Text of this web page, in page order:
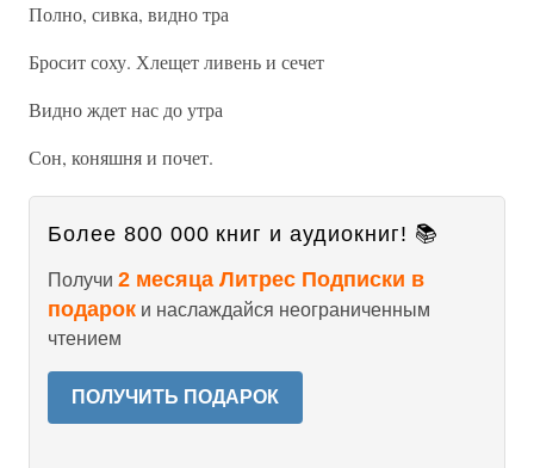
Полно, сивка, видно тра
Бросит соху. Хлещет ливень и сечет
Видно ждет нас до утра
Сон, коняшня и почет.
Более 800 000 книг и аудиокниг! 📚
Получи 2 месяца Литрес Подписки в
подарок и наслаждайся неограниченным
чтением
ПОЛУЧИТЬ ПОДАРОК